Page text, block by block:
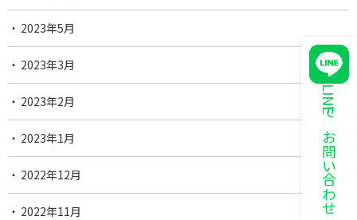
LINEでお問い合わせ
2023年5月
2023年3月
2023年2月
2023年1月
2022年12月
2022年11月